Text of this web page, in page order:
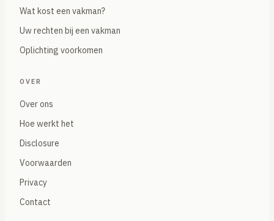
Wat kost een vakman?
Uw rechten bij een vakman
Oplichting voorkomen
OVER
Over ons
Hoe werkt het
Disclosure
Voorwaarden
Privacy
Contact